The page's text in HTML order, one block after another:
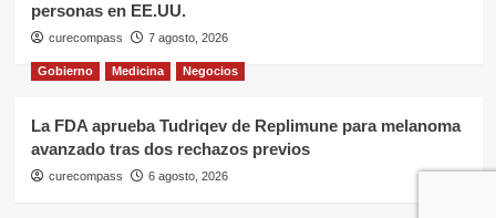
personas en EE.UU.
curecompass 7 agosto, 2026
Gobierno Medicina Negocios
La FDA aprueba Tudriqev de Replimune para melanoma
avanzado tras dos rechazos previos
curecompass 6 agosto, 2026